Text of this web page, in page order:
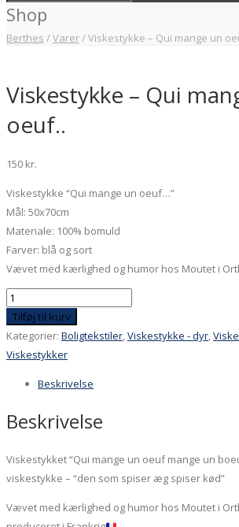
Shop
Berthes /Varer/Viskestykke – Qui mange un
Viskestykke – Qui
oeuf..
150 kr.
Viskestykke “Qui mange un oeuf…”
Mål: 50x70cm
Materiale: 100% bomuld
Farver: blå og sort
Vævet med kærlighed og humor hos Moutet i
Viskestykke
Qui
mange
Tilføj til kurv
Kategorier: Boligtekstiler Viskestykke - dyr
Viskestykker
Beskrivelse
Beskrivelse
Viskestykket “Qui mange un oeuf mange un
viskestykke – “den som spiser æg spiser kød”
Vævet med kærlighed og humor hos Moutet i